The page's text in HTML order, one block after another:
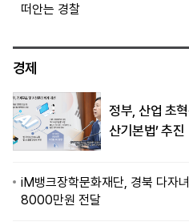
떠안는 경찰
경제
정부, 산업 초
산기본법’ 추진
iM뱅크장학문화재단, 경북 다자
8000만원 전달